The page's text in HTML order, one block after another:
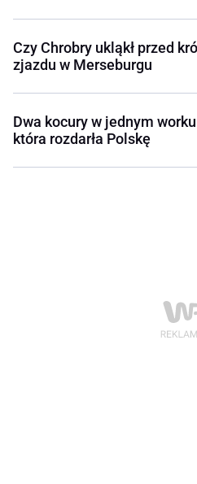
Czy Chrobry ukląkł przed
zjazdu w Merseburgu
Dwa kocury w jednym
która rozdarła Polskę